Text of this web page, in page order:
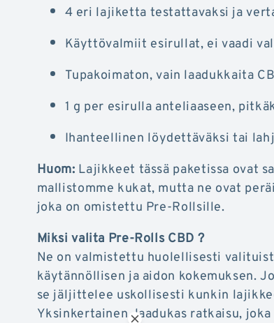
4 eri lajiketta testattavaksi ja
Käyttövalmiit esirullat, ei vaadi
Tupakoimaton, vain laadukkaita
1 g per esirulla anteliaaseen,
Ihanteellinen löydettäväksi tai
Huom: Lajikkeet tässä paketissa ovat
mallistomme kukat, mutta ne ovat
joka on omistettu Pre-Rollsille.
Miksi valita Pre-Rolls CBD ?
Ne on valmistettu huolellisesti
käytännöllisen ja aidon kokemuksen.
se jäljittelee uskollisesti kunkin
Yksinkertainen, laadukas ratkaisu,